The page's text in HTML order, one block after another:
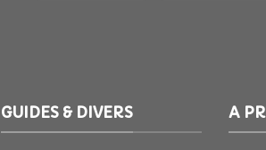
GUIDES & DIVERS A